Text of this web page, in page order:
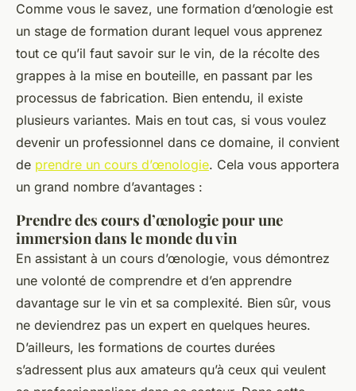
Comme vous le savez, une formation d’œnologie est
un stage de formation durant lequel vous apprenez
tout ce qu’il faut savoir sur le vin, de la récolte des
grappes à la mise en bouteille, en passant par les
processus de fabrication. Bien entendu, il existe
plusieurs variantes. Mais en tout cas, si vous voulez
devenir un professionnel dans ce domaine, il convient
de prendre un cours d’œnologie. Cela vous apportera
un grand nombre d’avantages :
Prendre des cours d’œnologie pour une
immersion dans le monde du vin
En assistant à un cours d’œnologie, vous démontrez
une volonté de comprendre et d’en apprendre
davantage sur le vin et sa complexité. Bien sûr, vous
ne deviendrez pas un expert en quelques heures.
D’ailleurs, les formations de courtes durées
s’adressent plus aux amateurs qu’à ceux qui veulent